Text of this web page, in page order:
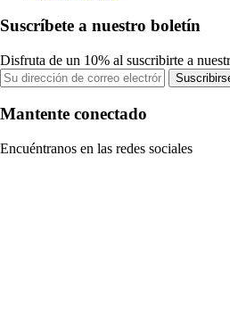
Suscríbete a nuestro boletín
Disfruta de un 10% al suscribirte a
Mantente conectado
Encuéntranos en las redes sociales